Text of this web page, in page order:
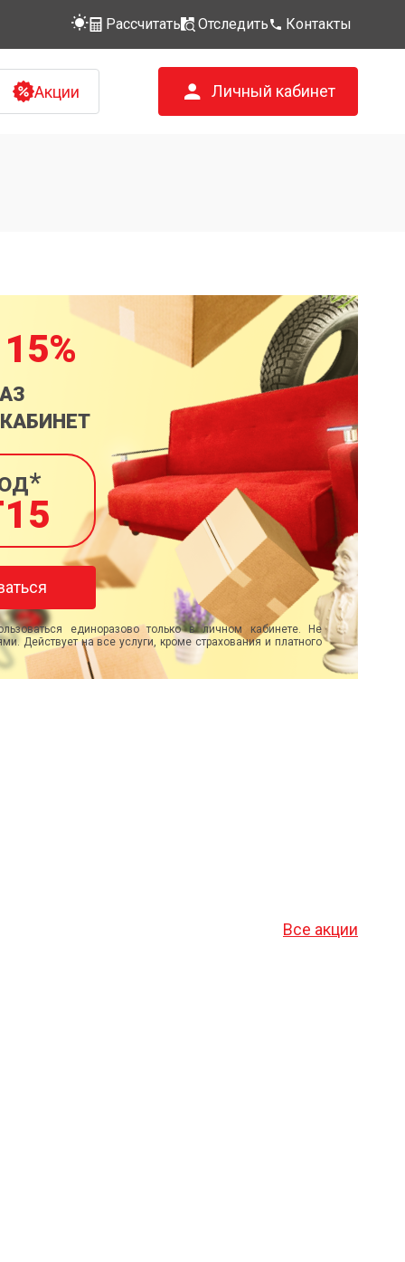
Рассчитать Отследить Контакты
Акции Личный кабинет
единоразово только в личном кабинете. Не
Действует на все услуги, кроме страхования и платного
Все акции